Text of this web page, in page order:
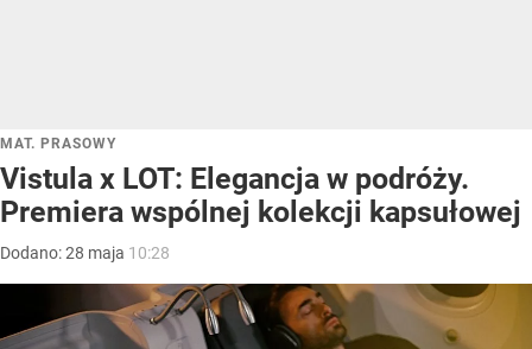
MAT. PRASOWY
Vistula x LOT: Elegancja w podróży.
Premiera wspólnej kolekcji kapsułowej
Dodano:28 maja 10:28